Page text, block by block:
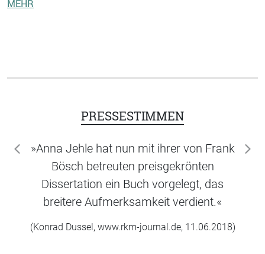
MEHR
PRESSESTIMMEN
»Anna Jehle hat nun mit ihrer von Frank
Bösch betreuten preisgekrönten
Dissertation ein Buch vorgelegt, das
breitere Aufmerksamkeit verdient.«
(Konrad Dussel, www.rkm-journal.de, 11.06.2018)
zurück